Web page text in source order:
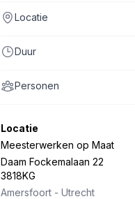
Locatie
Duur
Personen
Locatie
Meesterwerken op Maat
Daam Fockemalaan 22
3818KG
Amersfoort - Utrecht